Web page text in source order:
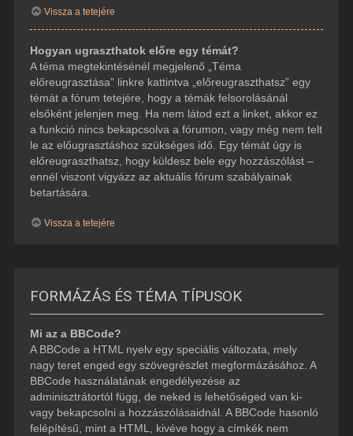
Vissza a tetejére
Hogyan ugraszthatok előre egy témát?
A téma megtekintésénél megjelenő „Téma
előreugrasztása” linkre kattintva „előreugraszthatsz” egy
témát a fórum tetejére, hogy a témák felsorolásánál
elsőként jelenjen meg. Ha nem látod ezt a linket, akkor ez
a funkció nincs bekapcsolva a fórumon, vagy még nem telt
le az előugrasztáshoz szükséges idő. Egy témát úgy is
előreugraszthatsz, hogy küldesz bele egy hozzászólást –
ennél viszont vigyázz az aktuális fórum szabályainak
betartására.
Vissza a tetejére
FORMÁZÁS ÉS TÉMA TÍPUSOK
Mi az a BBCode?
A BBCode a HTML nyelv egy speciális változata, mely
nagy teret enged egy szövegrészlet megformázásához. A
BBCode használatának engedélyezése az
adminisztrátortól függ, de neked is lehetőséged van ki-
vagy bekapcsolni a hozzászólásaidnál. A BBCode hasonló
felépítésű, mint a HTML, kivéve hogy a címkék nem